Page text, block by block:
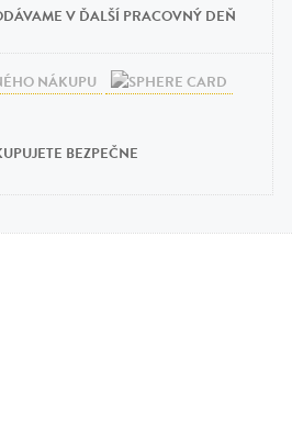
V ĎALŠÍ PRACOVNÝ DEŇ
BEZPEČNE